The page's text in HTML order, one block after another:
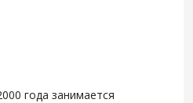
года занимается